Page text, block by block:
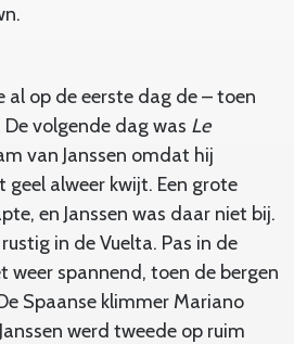
al op de eerste dag de – toen
volgende dag was Le
van Janssen omdat hij
alweer kwijt. Een grote
en Janssen was daar niet bij.
in de Vuelta. Pas in de
weer spannend, toen de bergen
Spaanse klimmer Mariano
werd tweede op ruim